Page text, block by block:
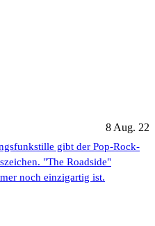
8 Aug. 22
gibt der Pop-Rock-
"The Roadside"
noch einzigartig ist.